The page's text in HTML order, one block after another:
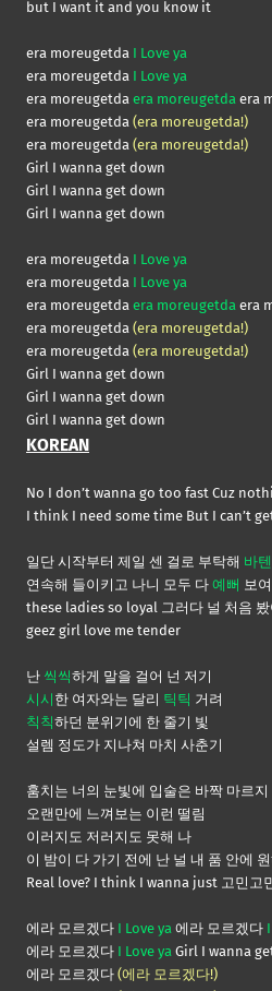
but I want it and you know it
era moreugetda I Love ya
era moreugetda I Love ya
era moreugetda era moreugetda era
era moreugetda (era moreugetda!)
era moreugetda (era moreugetda!)
Girl I wanna get down
Girl I wanna get down
Girl I wanna get down
era moreugetda I Love ya
era moreugetda I Love ya
era moreugetda era moreugetda era
era moreugetda (era moreugetda!)
era moreugetda (era moreugetda!)
Girl I wanna get down
Girl I wanna get down
Girl I wanna get down
KOREAN
No I don’t wanna go too fast Cuz
I think I need some time But I can’t
일단 시작부터 제일 센 걸로 부탁해 바
연속해 들이키고 나니 모두 다 예뻐 보
these ladies so loyal 그러다 널 처음 봤
geez girl love me tender
난 씩씩하게 말을 걸어 넌 저기
시시 한 여자와는 달리 틱틱 거려
칙칙하던 분위기에 한 줄기 빛
설렘 정도가 지나쳐 마치 사춘기
훔치는 너의 눈빛에 입술은 바짝 마르지
오랜만에 느껴보는 이런 떨림
이러지도 저러지도 못해 나
이 밤이 다 가기 전에 난 널 내 품 안에 원
Real love? I think I wanna just 고민고
에라 모르겠다 I Love ya 에라 모르겠다
에라 모르겠다 I Love ya Girl I wanna
에라 모르겠다 (에라 모르겠다!)